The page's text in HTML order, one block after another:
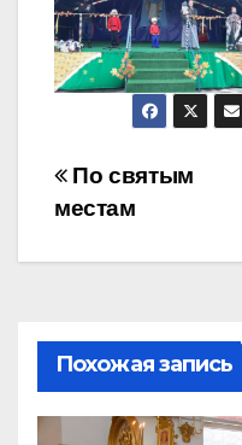
Навигация
По святым
местам
Похожая запись